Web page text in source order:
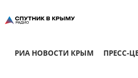
РИА НОВОСТИ КРЫМ ПРЕСС-